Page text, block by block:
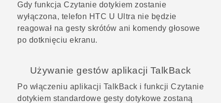
Gdy funkcja Czytanie dotykiem zostanie
wyłączona, telefon HTC U Ultra nie będzie
reagował na gesty skrótów ani komendy głosowe
po dotknięciu ekranu.
Używanie gestów aplikacji TalkBack
Po włączeniu aplikacji TalkBack i funkcji Czytanie
dotykiem standardowe gesty dotykowe zostaną